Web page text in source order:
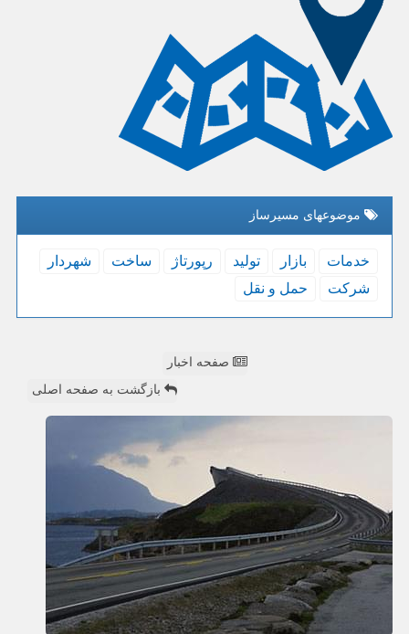
موضوعهای مسیرساز
خدمات بازار تولید رپورتاژ ساخت
شهردار
شركت
حمل و نقل
صفحه اخبار
بازگشت به صفحه اصلی